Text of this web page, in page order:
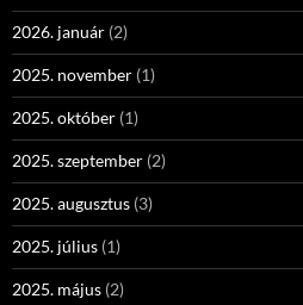
2026. január (2)
2025. november (1)
2025. október (1)
2025. szeptember (2)
2025. augusztus (3)
2025. július (1)
2025. május (2)